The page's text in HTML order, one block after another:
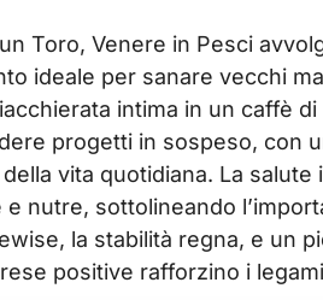
Toro, Venere in Pesci
ideale per sanare vecchi
intima in un caffè
progetti in sospeso, con
vita quotidiana. La
e nutre, sottolineando
la stabilità regna, e un
positive rafforzino i